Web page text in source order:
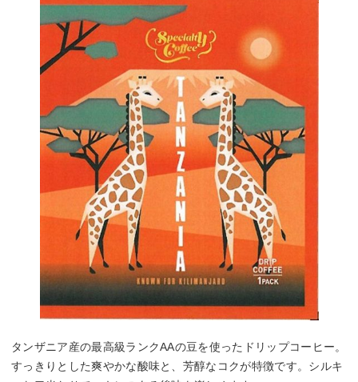
タンザニア産の最高級ランクAAの豆を使ったドリップコーヒー。
すっきりとした爽やかな酸味と、芳醇なコクが特徴です。シルキ